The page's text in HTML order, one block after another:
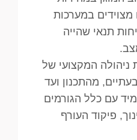
מצוידים במערכות
תנאי שהייה
המקצועי של
מהתכנון ועד
עם כלל הגורמים
פיקוד העורף